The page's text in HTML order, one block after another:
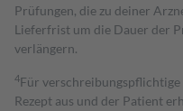
Prüfungen, die zu deiner
Lieferfrist um die Dauer der
verlängern.
4Für
Rezept aus und der Patient